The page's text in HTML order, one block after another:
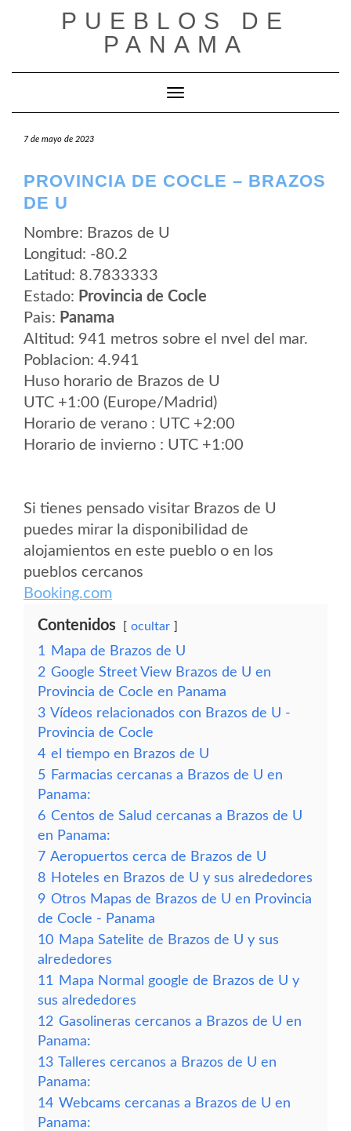
PUEBLOS DE
PANAMA
Cambiar modo de navegación
7 de mayo de 2023
PROVINCIA DE COCLE – BRAZOS
DE U
Nombre: Brazos de U
Longitud: -80.2
Latitud: 8.7833333
Estado: Provincia de Cocle
Pais: Panama
Altitud: 941 metros sobre el nvel del mar.
Poblacion: 4.941
Huso horario de Brazos de U
UTC +1:00 (Europe/Madrid)
Horario de verano : UTC +2:00
Horario de invierno : UTC +1:00
Si tienes pensado visitar Brazos de U
puedes mirar la disponibilidad de
alojamientos en este pueblo o en los
pueblos cercanos
Booking.com
Contenidos ocultar
1
Mapa de Brazos de U
2 Google Street View Brazos de U en
Provincia de Cocle en Panama
3 Vídeos relacionados con Brazos de U -
Provincia de Cocle
4 el tiempo en Brazos de U
5 Farmacias cercanas a Brazos de U en
Panama:
6 Centos de Salud cercanas a Brazos de U
en Panama:
7 Aeropuertos cerca de Brazos de U
8 Hoteles en Brazos de U y sus alrededores
9 Otros Mapas de Brazos de U en Provincia
de Cocle - Panama
10 Mapa Satelite de Brazos de U y sus
alrededores
11
Mapa Normal google de Brazos de U y
sus alrededores
12 Gasolineras cercanos a Brazos de U en
Panama:
13 Talleres cercanos a Brazos de U en
Panama:
14 Webcams cercanas a Brazos de U en
Panama: